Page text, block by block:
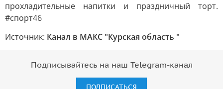
прохладительные напитки и праздничный торт.
#спорт46
Источник: Канал в МАКС "Курская область "
Подписывайтесь на наш Telegram-канал
ПОДПИСАТЬСЯ